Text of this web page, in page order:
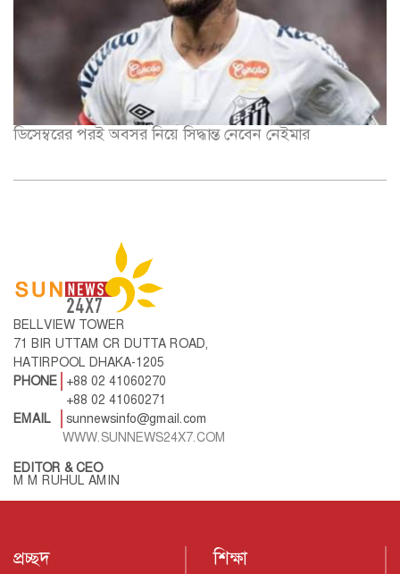
ডিসেম্বরের পরই অবসর নিয়ে সিদ্ধান্ত নেবেন নেইমার
BELLVIEW TOWER
71 BIR UTTAM CR DUTTA ROAD,
HATIRPOOL DHAKA-1205
PHONE
+88 02 41060270
+88 02 41060271
EMAIL
sunnewsinfo@gmail.com
WWW.SUNNEWS24X7.COM
EDITOR & CEO
M M RUHUL AMIN
প্রচ্ছদ শিক্ষা